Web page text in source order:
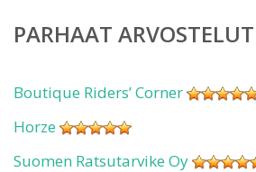
PARHAAT ARVOSTELUT
Boutique Riders’ Corner
Horze
Suomen Ratsutarvike Oy